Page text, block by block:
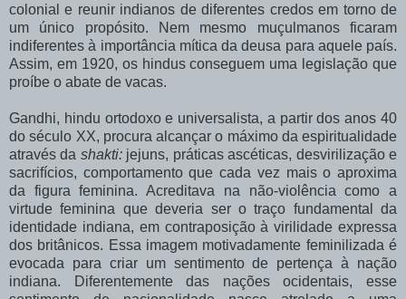
colonial e reunir indianos de diferentes credos em torno de
um único propósito. Nem mesmo muçulmanos ficaram
indiferentes à importância mítica da deusa para aquele país.
Assim, em 1920, os hindus conseguem uma legislação que
proíbe o abate de vacas.
Gandhi, hindu ortodoxo e universalista, a partir dos anos 40
do século XX, procura alcançar o máximo da espiritualidade
através da shakti: jejuns, práticas ascéticas, desvirilização e
sacrifícios, comportamento que cada vez mais o aproxima
da figura feminina. Acreditava na não-violência como a
virtude feminina que deveria ser o traço fundamental da
identidade indiana, em contraposição à virilidade expressa
dos britânicos. Essa imagem motivadamente feminilizada é
evocada para criar um sentimento de pertença à nação
indiana. Diferentemente das nações ocidentais, esse